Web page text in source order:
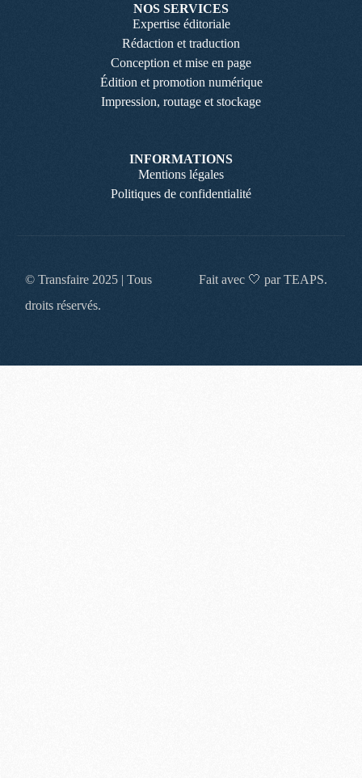
NOS SERVICES
Expertise éditoriale
Rédaction et traduction
Conception et mise en page
Édition et promotion numérique
Impression, routage et stockage
INFORMATIONS
Mentions légales
Politiques de confidentialité
© Transfaire 2025 | Tous
droits réservés.
Fait avec 🤍 par TEAPS.